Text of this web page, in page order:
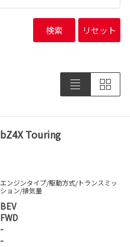
検索 リセット
bZ4X Touring
エンジンタイプ/駆動方式/トランスミッ
ション/排気量
BEV
FWD
-
-